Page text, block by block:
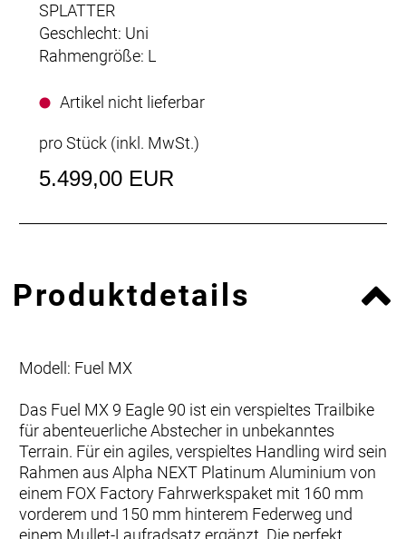
SPLATTER
Geschlecht: Uni
Rahmengröße: L
Artikel nicht lieferbar
pro Stück (inkl. MwSt.)
5.499,00 EUR
Produktdetails
Modell: Fuel MX
Das Fuel MX 9 Eagle 90 ist ein verspieltes Trailbike
für abenteuerliche Abstecher in unbekanntes
Terrain. Für ein agiles, verspieltes Handling wird sein
Rahmen aus Alpha NEXT Platinum Aluminium von
einem FOX Factory Fahrwerkspaket mit 160 mm
vorderem und 150 mm hinterem Federweg und
einem Mullet-Laufradsatz ergänzt. Die perfekt